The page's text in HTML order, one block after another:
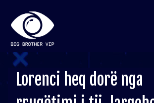
Lorenci heq dorë nga